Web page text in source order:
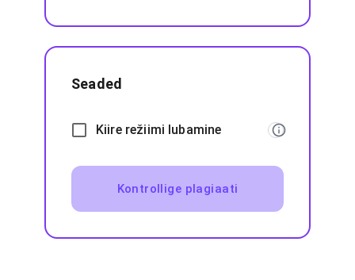
Seaded
Kiire režiimi lubamine
Kontrollige plagiaati